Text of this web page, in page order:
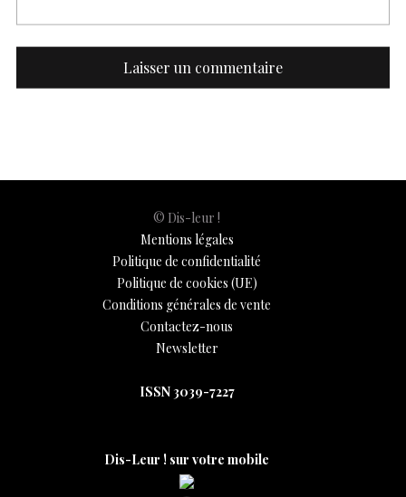
© Dis-leur !
Mentions légales
Politique de confidentialité
Politique de cookies (UE)
Conditions générales de vente
Contactez-nous
Newsletter
ISSN 3039-7227
Dis-Leur ! sur votre mobile